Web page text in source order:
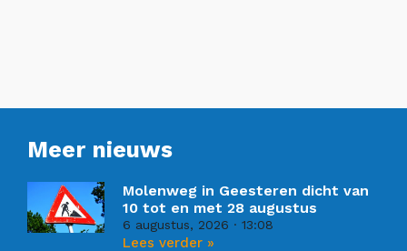
Meer nieuws
Molenweg in Geesteren dicht van
10 tot en met 28 augustus
6 augustus, 2026 13:08
Lees verder »